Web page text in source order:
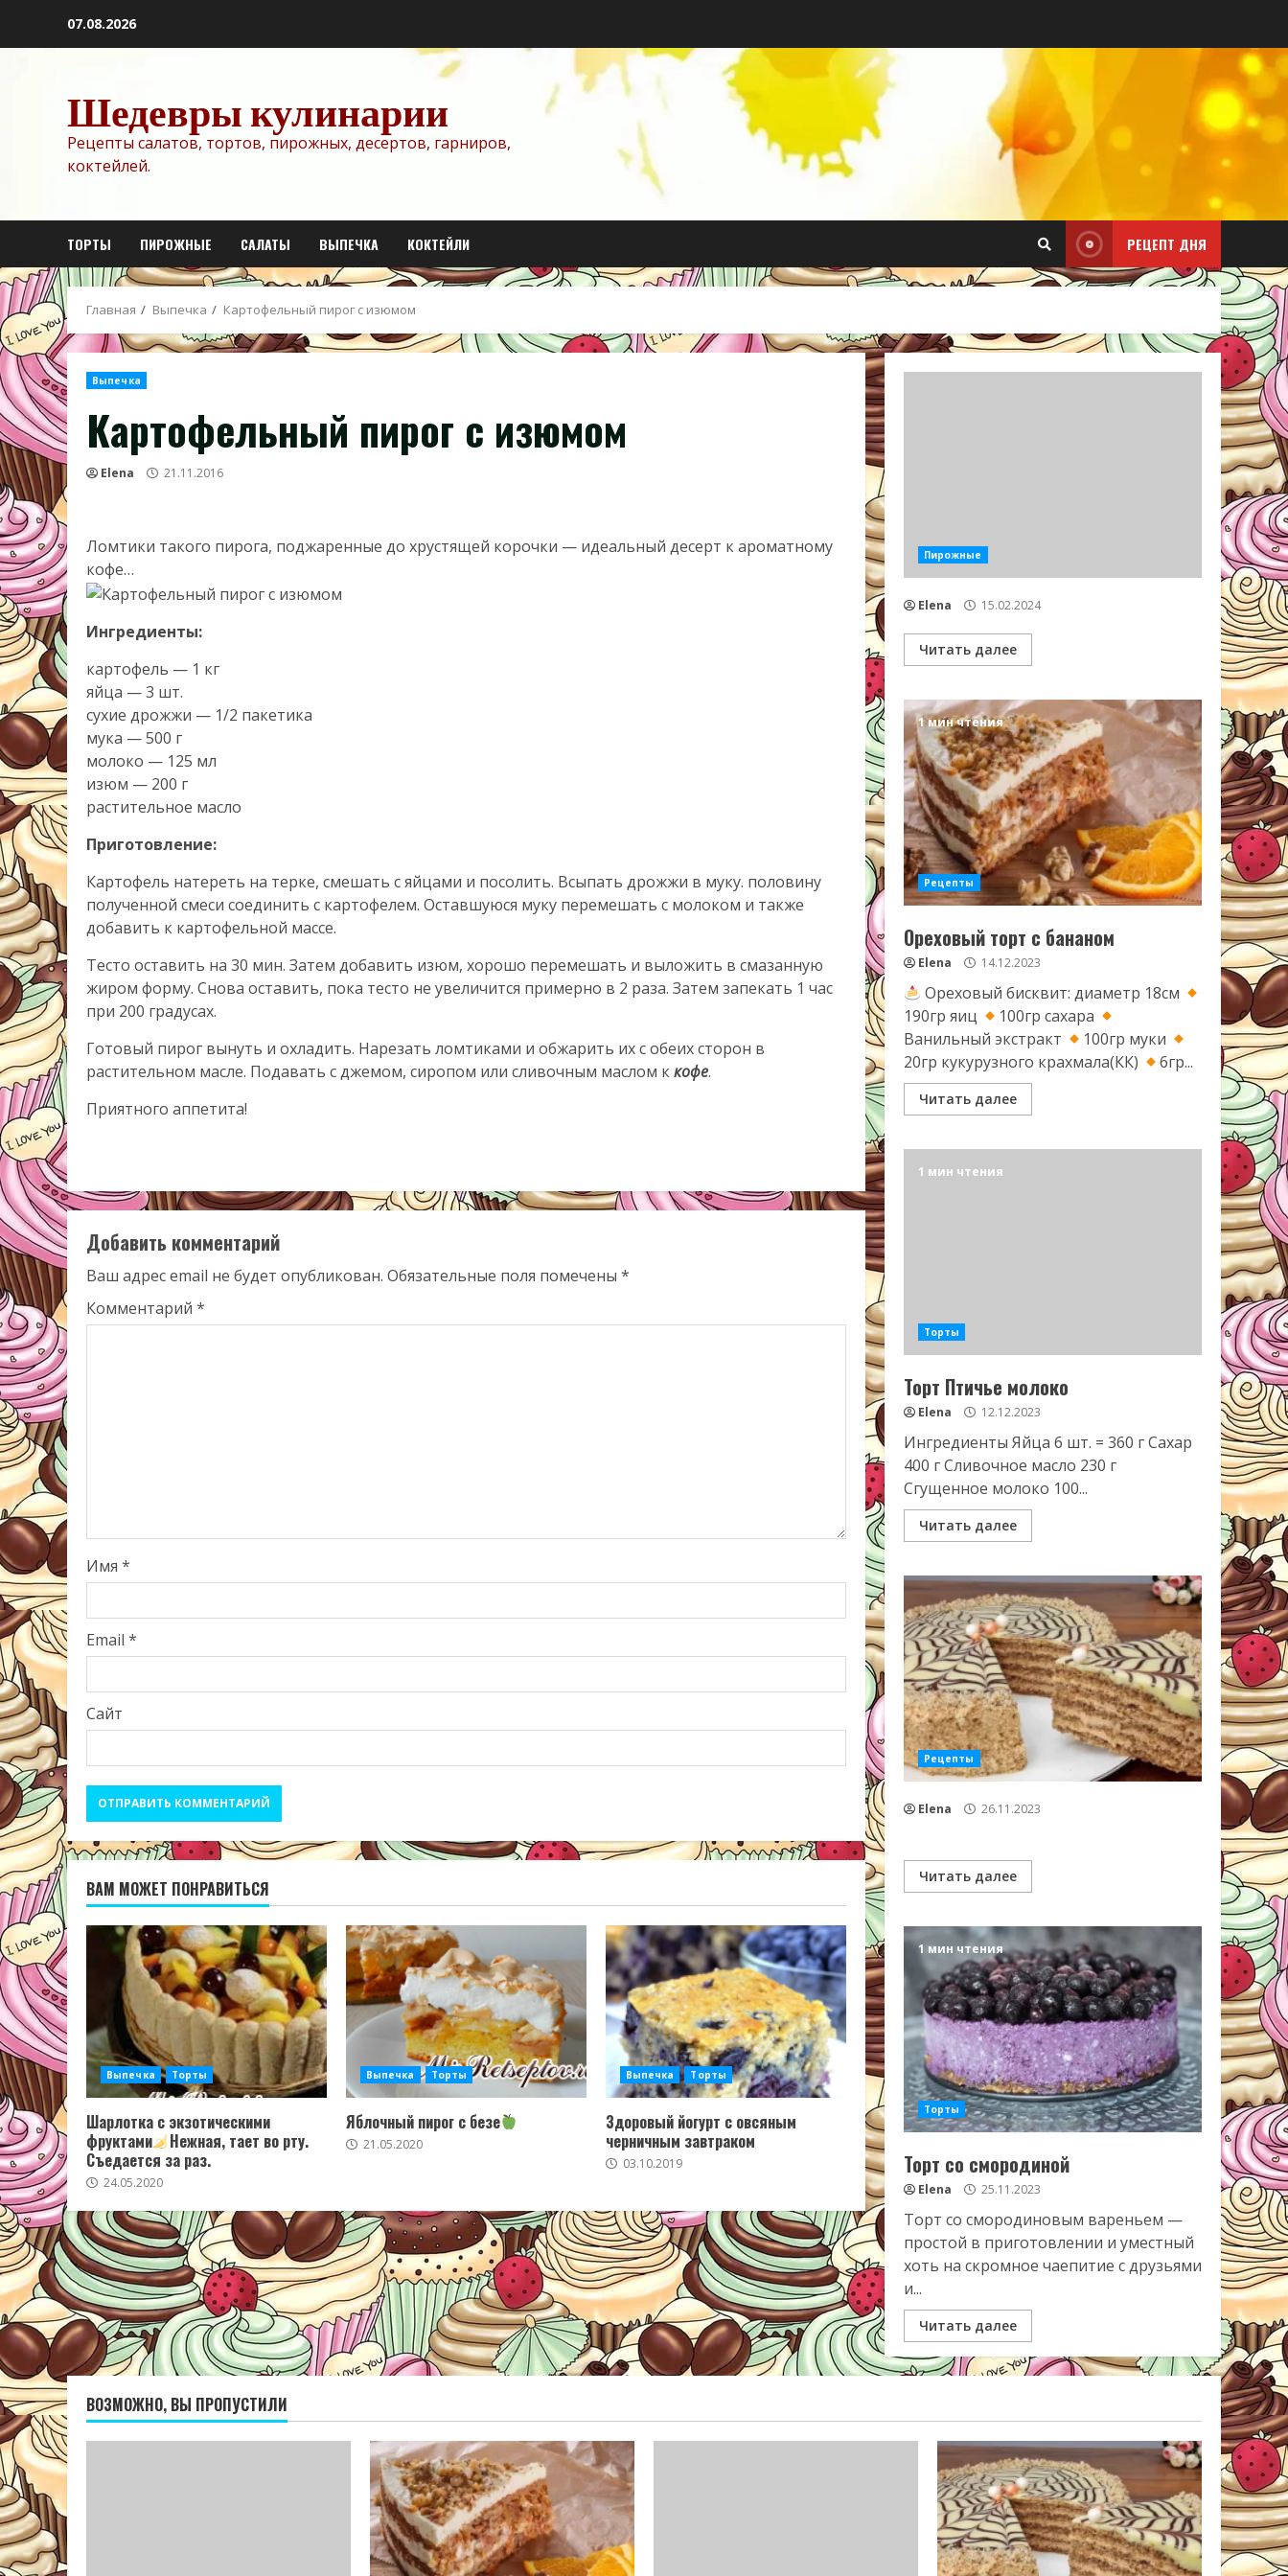
07.08.2026
Шедевры кулинарии
Рецепты салатов, тортов, пирожных, десертов, гарниров,
коктейлей.
ТОРТЫ ПИРОЖНЫЕ САЛАТЫ ВЫПЕЧКА КОКТЕЙЛИ РЕЦЕПТ ДНЯ
Главная Выпечка Картофельный пирог с изюмом
Выпечка
Картофельный пирог с изюмом
Elena 21.11.2016
Ломтики такого пирога, поджаренные до хрустящей корочки — идеальный десерт к ароматному
кофе…
Ингредиенты:
картофель — 1 кг
яйца — 3 шт.
сухие дрожжи — 1/2 пакетика
мука — 500 г
молоко — 125 мл
изюм — 200 г
растительное масло
Приготовление:
Картофель натереть на терке, смешать с яйцами и посолить. Всыпать дрожжи в муку. половину
полученной смеси соединить с картофелем. Оставшуюся муку перемешать с молоком и также
добавить к картофельной массе.
Тесто оставить на 30 мин. Затем добавить изюм, хорошо перемешать и выложить в смазанную
жиром форму. Снова оставить, пока тесто не увеличится примерно в 2 раза. Затем запекать 1 час
при 200 градусах.
Готовый пирог вынуть и охладить. Нарезать ломтиками и обжарить их с обеих сторон в
растительном масле. Подавать с джемом, сиропом или сливочным маслом ккофе.
Приятного аппетита!
Добавить комментарий
Ваш адрес email не будет опубликован. Обязательные поля помечены *
Комментарий *
Имя *
Email *
Сайт
ВАМ МОЖЕТ ПОНРАВИТЬСЯ
Выпечка Торты
Шарлотка с экзотическими
фруктами
Нежная, тает во рту.
Съедается за раз.
24.05.2020
Выпечка Торты
Яблочный пирог с безе
21.05.2020
Выпечка Торты
Здоровый йогурт с овсяным
черничным завтраком
03.10.2019
Пирожные
Elena 15.02.2024
Читать далее
1 мин чтения
Рецепты
Ореховый торт с бананом
Elena 14.12.2023
Ореховый бисквит: диаметр 18см
190гр яиц
100гр сахара
Ванильный экстракт
100гр муки
20гр кукурузного крахмала(КК)
6гр...
Читать далее
1 мин чтения
Торты
Торт Птичье молоко
Elena 12.12.2023
Ингредиенты Яйца 6 шт. = 360 г Сахар
400 г Сливочное масло 230 г
Сгущенное молоко 100...
Читать далее
Рецепты
Elena 26.11.2023
Читать далее
1 мин чтения
Торты
Торт со смородиной
Elena 25.11.2023
Торт со смородиновым вареньем —
простой в приготовлении и уместный
хоть на скромное чаепитие с друзьями
и...
Читать далее
ВОЗМОЖНО, ВЫ ПРОПУСТИЛИ